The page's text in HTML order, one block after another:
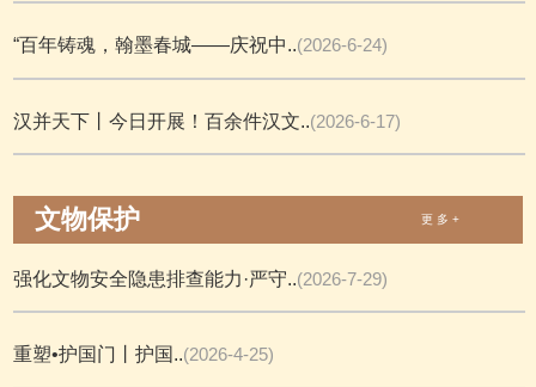
“百年铸魂，翰墨春城——庆祝中..(2026-6-24)
汉并天下丨今日开展！百余件汉文..(2026-6-17)
文物保护 更 多 +
强化文物安全隐患排查能力·严守..(2026-7-29)
重塑•护国门丨护国..(2026-4-25)